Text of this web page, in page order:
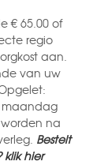
€ 65.00 of
regio
aan.
van uw
maandag
na
Bestelt
hier